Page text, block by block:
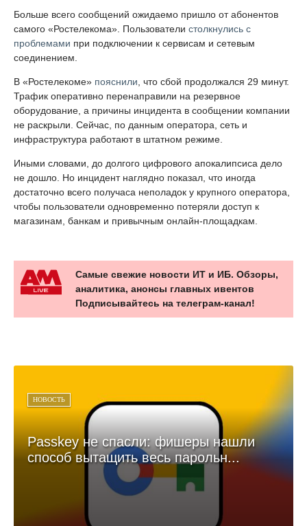
Больше всего сообщений ожидаемо пришло от абонентов
самого «Ростелекома». Пользователи столкнулись с
проблемами при подключении к сервисам и сетевым
соединением.
В «Ростелекоме» пояснили , что сбой продолжался 29 минут.
Трафик оперативно перенаправили на резервное
оборудование, а причины инцидента в сообщении компании
не раскрыли. Сейчас, по данным оператора, сеть и
инфраструктура работают в штатном режиме.
Иными словами, до долгого цифрового апокалипсиса дело
не дошло. Но инцидент наглядно показал, что иногда
достаточно всего получаса неполадок у крупного оператора,
чтобы пользователи одновременно потеряли доступ к
магазинам, банкам и привычным онлайн-площадкам.
Самые свежие новости ИТ и ИБ. Обзоры,
аналитика, анонсы главных ивентов
Подписывайтесь на телеграм-канал!
НОВОСТЬ
Passkey не спасли: фишеры нашли
способ вытащить весь парольн...